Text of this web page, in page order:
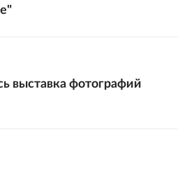
выставка фотографий